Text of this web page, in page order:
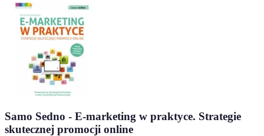
Samo Sedno - E-marketing w praktyce. Strategie
skutecznej promocji online